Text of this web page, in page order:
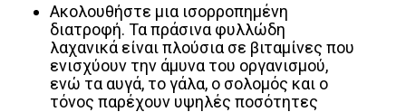
Ακολουθήστε μια ισορροπημένη
διατροφή. Τα πράσινα φυλλώδη
λαχανικά είναι πλούσια σε βιταμίνες που
ενισχύουν την άμυνα του οργανισμού,
ενώ τα αυγά, το γάλα, ο σολομός και ο
τόνος παρέχουν υψηλές ποσότητες